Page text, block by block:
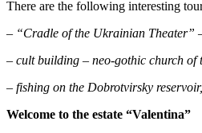
There are the following interesting
– “Cradle of the Ukrainian Theater”
– cult building – neo-gothic church of
– fishing on the Dobrotvirsky
Welcome to the estate “Valentina”